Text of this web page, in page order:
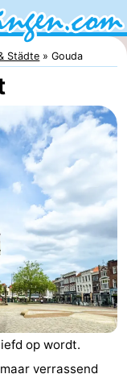
Städte Gouda
op wordt.
verrassend